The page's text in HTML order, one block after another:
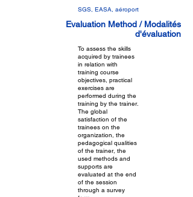
SGS, EASA, aéroport
Evaluation Method / Modalités
d'évaluation
To assess the skills
acquired by trainees
in relation with
training course
objectives, practical
exercises are
performed during the
training by the trainer.
The global
satisfaction of the
trainees on the
organization, the
pedagogical qualities
of the trainer, the
used methods and
supports are
evaluated at the end
of the session
through a survey